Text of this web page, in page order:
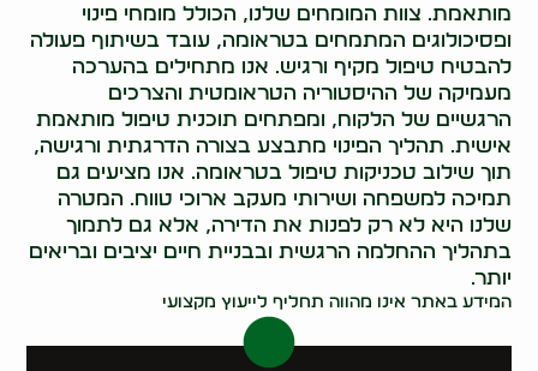
מותאמת. צוות המומחים שלנו, הכולל מומחי פינוי
ופסיכולוגים המתמחים בטראומה, עובד בשיתוף פעולה
להבטיח טיפול מקיף ורגיש. אנו מתחילים בהערכה
מעמיקה של ההיסטוריה הטראומטית והצרכים
הרגשיים של הלקוח, ומפתחים תוכנית טיפול מותאמת
אישית. תהליך הפינוי מתבצע בצורה הדרגתית ורגישה,
תוך שילוב טכניקות טיפול בטראומה. אנו מציעים גם
תמיכה למשפחה ושירותי מעקב ארוכי טווח. המטרה
שלנו היא לא רק לפנות את הדירה, אלא גם לתמוך
בתהליך ההחלמה הרגשית ובבניית חיים יציבים ובריאים
יותר.
המידע באתר אינו מהווה תחליף לייעוץ מקצועי